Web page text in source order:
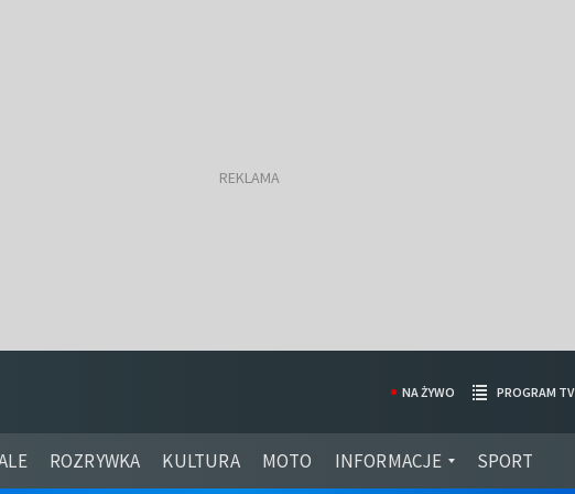
ROZRYWKA KULTURA MOTO INFORMACJE SPORT
NA ŻYWO PROGRAM TV